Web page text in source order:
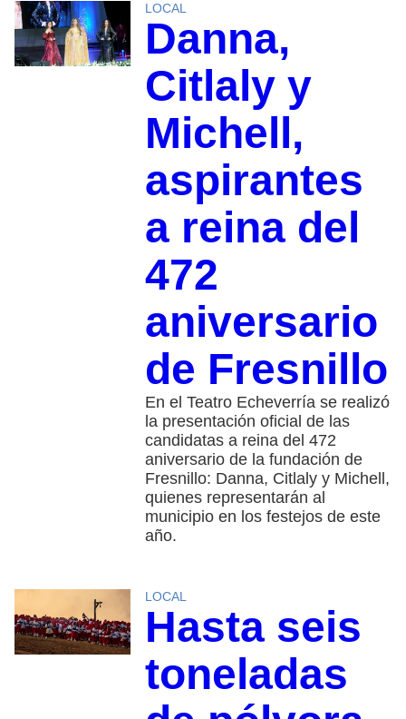
LOCAL
Danna,
Citlaly y
Michell,
aspirantes
a reina del
472
aniversario
de Fresnillo
En el Teatro Echeverría se realizó
la presentación oficial de las
candidatas a reina del 472
aniversario de la fundación de
Fresnillo: Danna, Citlaly y Michell,
quienes representarán al
municipio en los festejos de este
año.
LOCAL
Hasta seis
toneladas